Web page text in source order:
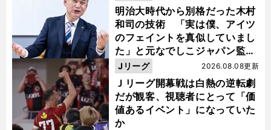
明治大時代から別格だった木村
和司の技術 「実は僕、アイツ
のフェイントを真似していまし
た」と元なでしこジャパン監
督・佐々木則夫
Ｊリーグ開幕戦は白熱の逆転劇
だが観客、視聴者にとって「価
値あるイベント」になっていた
か
2026.08.08更新
Jリーグ